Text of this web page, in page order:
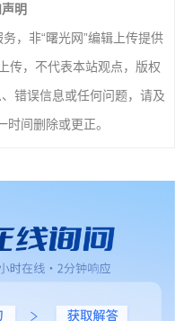
明
，非“曙光网”编辑上传提供
传，不代表本站观点，版权
错误信息或任何问题，请及
间删除或更正。